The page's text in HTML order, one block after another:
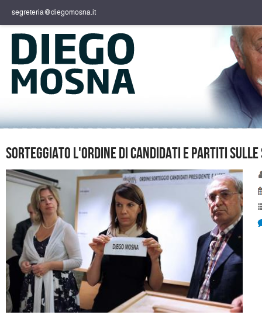
segreteria@diegomosna.it
Sorteggiato l'ordine di candidati e partiti